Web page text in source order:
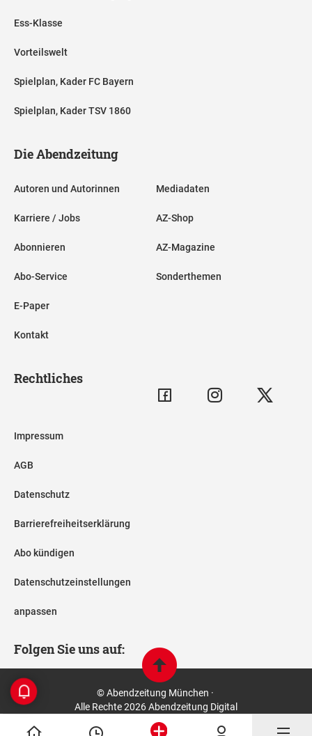
Ess-Klasse
Vorteilswelt
Spielplan, Kader FC Bayern
Spielplan, Kader TSV 1860
Die Abendzeitung
Autoren und Autorinnen
Karriere / Jobs
Abonnieren
Abo-Service
E-Paper
Kontakt
Mediadaten
AZ-Shop
AZ-Magazine
Sonderthemen
Rechtliches
Impressum
AGB
Datenschutz
Barrierefreiheitserklärung
Abo kündigen
Datenschutzeinstellungen
anpassen
Folgen Sie uns auf:
© Abendzeitung München ·
Alle Rechte 2026 Abendzeitung Digital